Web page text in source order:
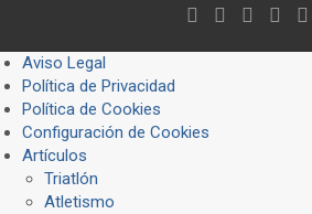
Aviso Legal
Política de Privacidad
Política de Cookies
Configuración de Cookies
Artículos
Triatlón
Atletismo